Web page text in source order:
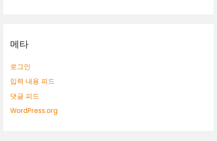
메타
로그인
입력 내용 피드
댓글 피드
WordPress.org